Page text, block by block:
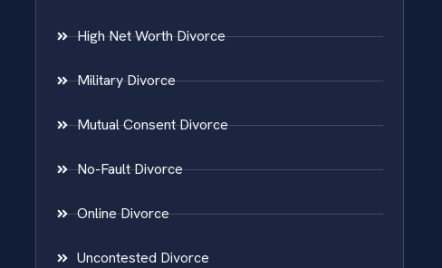
High Net Worth Divorce
Military Divorce
Mutual Consent Divorce
No-Fault Divorce
Online Divorce
Uncontested Divorce